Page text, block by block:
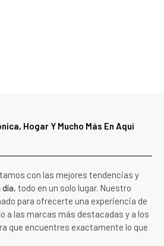
Hogar Y Mucho Más En Aquí
con las mejores tendencias y
día, todo en un solo lugar. Nuestro
para ofrecerte una experiencia de
a las marcas más destacadas y a los
que encuentres exactamente lo que